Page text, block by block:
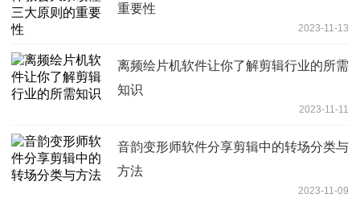
重要性
2023-11-13
离频绘片机软件让你了解剪辑行业的所需
知识
2023-11-11
音韵变形师软件分享剪辑中的转场分类与
方法
2023-11-09